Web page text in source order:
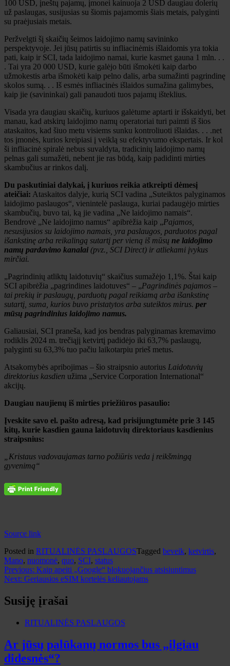
100 USD, įneštų pajamų, įmonei kainuoja 2 USD daugiau dolerių
už paslaugas, susijusias su šiomis pajamomis šiais metais, palyginti
su praėjusiais metais.
Peržvelgti šį skaičių šeimos laidojimo namų savininko
perspektyvoje. Jei jūsų patirtis su infliacinėmis išlaidomis yra tokia
pati, kaip ir SCI, tada laidojimo namai, kurie kasmet gauna 1 mln. . .
. Tai yra 20 000 USD, kurie galėjo būti išmokėti kaip darbo
užmokestis arba išmokėti kaip pelno dalis, arba sumažinti pagrindinę
skolos sumą. . . Iš esmės infliacinės išlaidos sumažina galimybes,
kaip jie (savininkai) gali panaudoti tuos pajamų išteklius.
Visada yra daugiau skaičių, kuriuos galėtume aptarti ir išskaidyti, bet
manau, kad atskirų laidojimo namų operatoriai turi paimti iš šios
ataskaitos, kad šiuo metu visiems sunku kontroliuoti išlaidas. . . .net
tos įmonės, kurios kreipiasi į veiklą su efektyvumo ekspertais. Ir kol
ši infliacinė spiralė nebus suvaldyta, tradicinių laidojimo namų
pelnas gali sumažėti, nebent jie ras būdą, kaip padidinti mirties
skambučius ar rinkos dalį.
Du paskutiniai dalykai, į kuriuos reikia atkreipti dėmesį
ateičiai: Ataskaitos dalyje, kurią SCI vadina „Suteiktos palyginamos
laidojimo paslaugos“, vienintelė paslauga, kuriai padaugėjo mirties
skambučių, buvo tai, ką jie vadina „Ne laidojimo namais“.
Bendrovė „Ne laidojimo namus“ apibrėžia kaip „Pajamos,
nesusijusios su laidojimo namais, yra paslaugos, parduotos pagal
išankstinę arba reikalingą sutartį per vieną iš mūsų ne laidojimo
namų pardavimo kanalai (pvz., SCI Direct) ir atliekami įvykus
mirčiai.
„Pagrindinių atliktų laidotuvių“ skaičius sumažėjo 1,1%. Štai kaip
SCI apibrėžia „pagrindines laidotuves“ – „Pagrindinės pajamos –
tai prekių ir paslaugų, parduotų pagal reikiamą arba išankstinę
sutartį, suma, kurios buvo pristatytos arba suteiktos mirus. per
mūsų pagrindinius laidojimo namus.
Galiausiai, SCI praneša, kad jos bendras palyginamas kremavimo
rodiklis 2024 m. trečiąjį ketvirtį padidėjo iki 63,7% paslaugų,
palyginti su 63,3% tuo pačiu laikotarpiu prieš metus.
Atsakomybės apribojimas – šio straipsnio autorius Laidotuvių
direktorius kasdien užima „Service Corporation International“
akcijų.
Daugiau naujienų iš mirties priežiūros pasaulio:
Įveskite savo el. pašto adresą, kad prisijungtumėte prie 3 145
kitų, kurie kasdien gauna laidotuvių direktoriaus kasdienius
straipsnius:
„Kristaus vadovaujamas tarno požiūris veda į reikšmingą
gyvenimą“
Source link
Posted in RITUALINĖS PASLAUGOSTagged beveik, ketvirtis,
Mano, nuomonė, quo, SCI, status
Navigacija
tarp
įrašų
Previous: Kaip apeiti „Google“ blokuojančius atsisiuntimus
Next: Geriausios eSIM kortelės keliautojams
Susiję įrašai
RITUALINĖS PASLAUGOS
Ar jūsų palūkanų normos bus „ilgiau
didesnės“?